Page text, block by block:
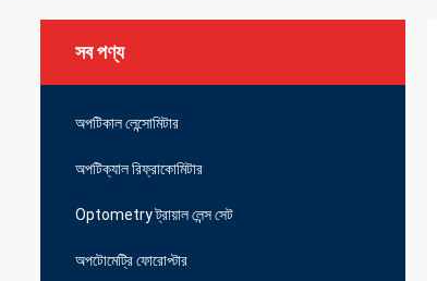
সব পণ্য
অপটিকাল লেন্সোমিটার
অপটিক্যাল রিফ্রাকোমিটার
Optometry ট্রায়াল লেন্স সেট
অপটোমেট্রি ফোরোপ্টার